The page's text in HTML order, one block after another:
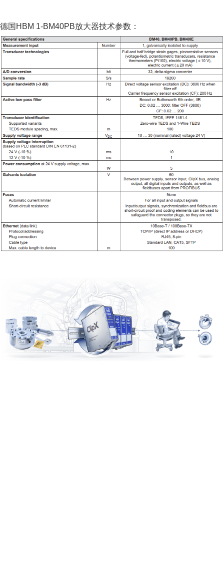
德国HBM 1-BM40PB放大器技术参数：